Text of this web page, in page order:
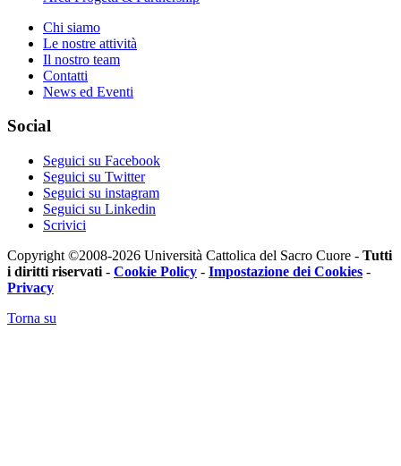
Chi siamo
Le nostre attività
Il nostro team
Contatti
News ed Eventi
Social
Seguici su Facebook
Seguici su Twitter
Seguici su instagram
Seguici su Linkedin
Scrivici
Copyright ©2008-2026 Università Cattolica del Sacro Cuore - Tutti
i diritti riservati - Cookie Policy - Impostazione dei Cookies -
Privacy
Torna su